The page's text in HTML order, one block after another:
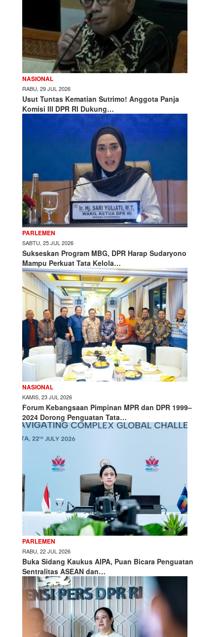
NASIONAL
RABU, 29 JUL 2026
Usut Tuntas Kematian Sutrimo! Anggota Panja
Komisi III DPR RI Dukung…
PARLEMEN
SABTU, 25 JUL 2026
Sukseskan Program MBG, DPR Harap Sudaryono
Mampu Perkuat Tata Kelola…
NASIONAL
KAMIS, 23 JUL 2026
Forum Kebangsaan Pimpinan MPR dan DPR 1999–
2024 Dorong Penguatan Tata…
PARLEMEN
RABU, 22 JUL 2026
Buka Sidang Kaukus AIPA, Puan Bicara Penguatan
Sentralitas ASEAN dan…